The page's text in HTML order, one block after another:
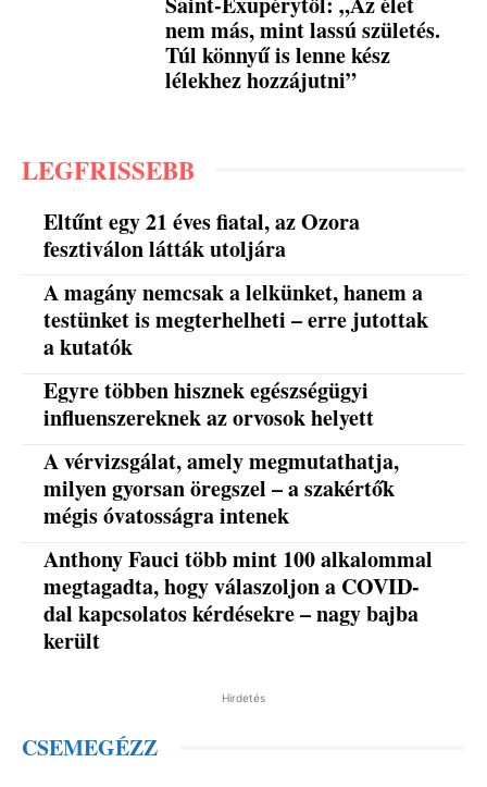
nem más, mint lassú születés.
Túl könnyű is lenne kész
lélekhez hozzájutni”
LEGFRISSEBB
Eltűnt egy 21 éves fiatal, az Ozora
fesztiválon látták utoljára
A magány nemcsak a lelkünket, hanem a
testünket is megterhelheti – erre jutottak
a kutatók
Egyre többen hisznek egészségügyi
influenszereknek az orvosok helyett
A vérvizsgálat, amely megmutathatja,
milyen gyorsan öregszel – a szakértők
mégis óvatosságra intenek
Anthony Fauci több mint 100 alkalommal
megtagadta, hogy válaszoljon a COVID-
dal kapcsolatos kérdésekre – nagy bajba
került
Hirdetés
CSEMEGÉZZ